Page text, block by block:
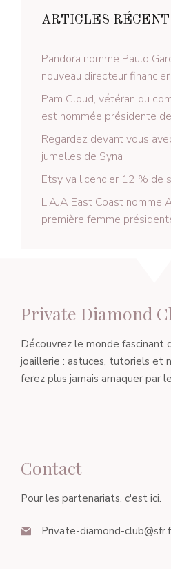
ARTICLES
Pandora nomme Paulo
nouveau directeur financier
Pam Cloud, vétéran du
est nommée présidente
Regardez devant vous
jumelles de Syna
Etsy va licencier 12 % de
L'AJA East Coast nomme
première femme
Private Diamond
Découvrez le monde fascinant
joaillerie : astuces, tutoriels et
ferez plus jamais arnaquer par
Contact
Pour les partenariats, c'est ici.
Private-diamond-